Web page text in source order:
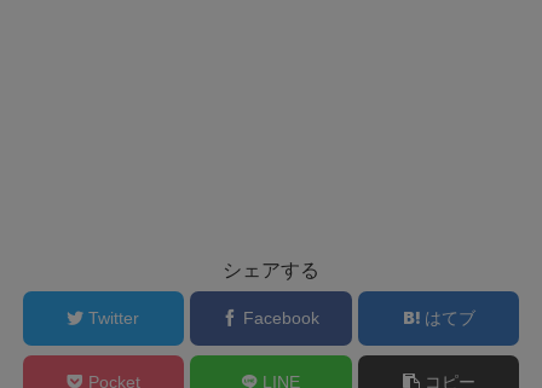
シェアする
Twitter Facebook はてブ
Pocket LINE コピー